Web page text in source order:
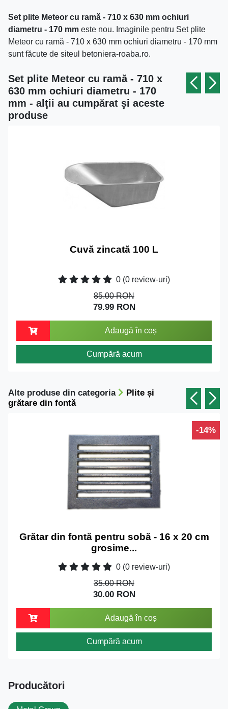
Set plite Meteor cu ramă - 710 x 630 mm ochiuri
diametru - 170 mm este nou. Imaginile pentru Set plite
Meteor cu ramă - 710 x 630 mm ochiuri diametru - 170 mm
sunt făcute de siteul betoniera-roaba.ro.
Set plite Meteor cu ramă - 710 x
630 mm ochiuri diametru - 170
mm - alţii au cumpărat şi aceste
produse
Cuvă zincată 100 L
0 (0 review-uri)
85.00 RON
79.99 RON
Adaugă în coș
Cumpără acum
Alte produse din categoria
Plite și
grătare din fontă
-14%
Grătar din fontă pentru sobă - 16 x 20 cm
grosime...
0 (0 review-uri)
35.00 RON
30.00 RON
Adaugă în coș
Cumpără acum
Producători